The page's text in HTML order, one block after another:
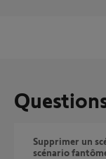
Supprimer un scénario, je sais faire, mais supprimer un
scénario